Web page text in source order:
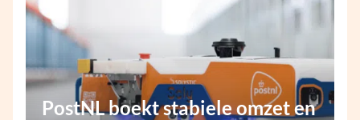
PostNL boekt stabiele omzet en